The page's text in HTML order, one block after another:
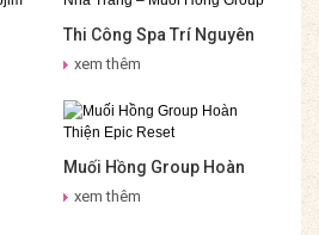
Thi Công Spa Trí Nguyên
Nha Trang – Muối Hồng
xem thêm
Muối Hồng Group Hoàn
Thiện Epic Reset
xem thêm